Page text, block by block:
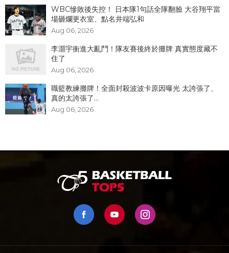
WBC慘敗後失控！ 日本隊1句話全隊翻臉 大谷翔平當
場砸爛更衣室、點名井端弘和
Aug 06, 2026
李灝宇衝進大亂鬥！隊友賽後終於攤牌 真實態度藏不
住了
Aug 06, 2026
職籃教練攤牌！全面封殺波波卡原因曝光 太誇張了、
真的太誇張了...
Aug 06, 2026